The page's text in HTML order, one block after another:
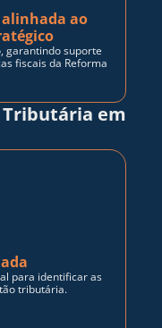
ao
garantindo suporte
fiscais da Reforma
em
para identificar as
tributária.